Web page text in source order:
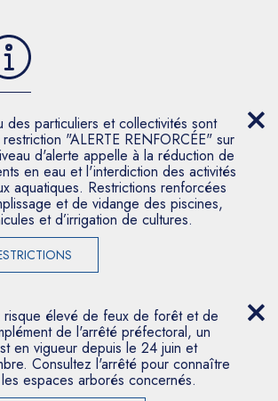
des particuliers et collectivités sont
"ALERTE RENFORCÉE" sur
d'alerte appelle à la réduction de
en eau et l'interdiction des activités
aquatiques. Restrictions renforcées
et de vidange des piscines,
et d’irrigation de cultures.
élevé de feux de forêt et de
de l'arrêté préfectoral, un
en vigueur depuis le 24 juin et
Consultez l'arrêté pour connaître
espaces arborés concernés.